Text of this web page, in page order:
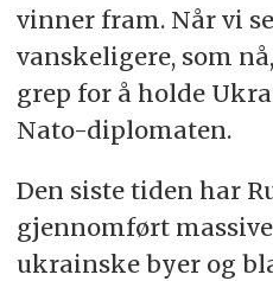
vinner fram. Når vi
vanskeligere, som
grep for å holde
Nato-diplomaten.
Den siste tiden har
gjennomført
ukrainske byer og